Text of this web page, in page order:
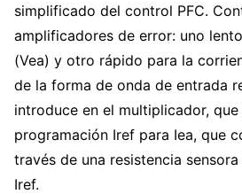
simplificado del control PFC.
amplificadores de error: uno
(Vea) y otro rápido para la
de la forma de onda de entrada
introduce en el multiplicador,
programación Iref para Iea, que
través de una resistencia
Iref.